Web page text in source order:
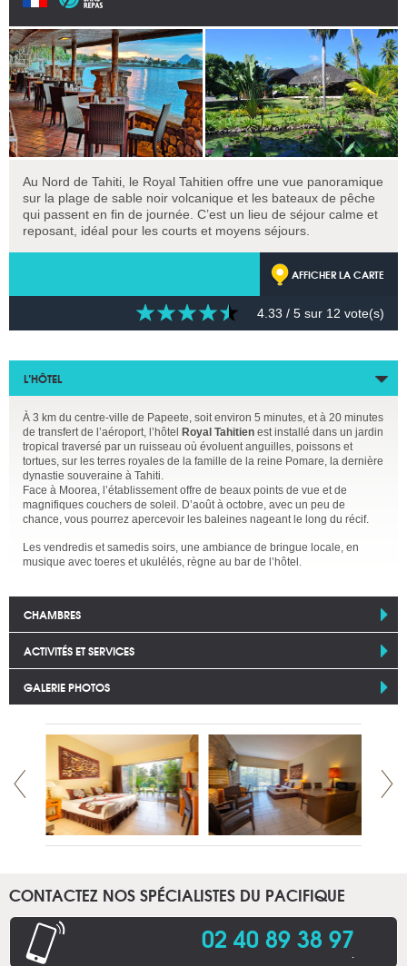
Au Nord de Tahiti, le Royal Tahitien offre une vue panoramique
sur la plage de sable noir volcanique et les bateaux de pêche
qui passent en fin de journée. C’est un lieu de séjour calme et
reposant, idéal pour les courts et moyens séjours.
AFFICHER LA CARTE
4.33 / 5 sur 12 vote(s)
L’HÔTEL
À 3 km du centre-ville de Papeete, soit environ 5 minutes, et à 20 minutes
de transfert de l’aéroport, l’hôtel
Royal Tahitien est installé dans un jardin
tropical traversé par un ruisseau où évoluent anguilles, poissons et
tortues, sur les terres royales de la famille de la reine Pomare, la dernière
dynastie souveraine à Tahiti.
Face à Moorea, l’établissement offre de beaux points de vue et de
magnifiques couchers de soleil. D’août à octobre, avec un peu de
chance, vous pourrez apercevoir les baleines nageant le long du récif.
Les vendredis et samedis soirs, une ambiance de bringue locale, en
musique avec toeres et ukulélés, règne au bar de l’hôtel.
CHAMBRES
ACTIVITÉS ET SERVICES
GALERIE PHOTOS
CONTACTEZ NOS SPÉCIALISTES DU PACIFIQUE
02 40 89 38 97.